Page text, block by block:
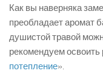
Как вы наверняка
преобладает аромат
душистой травой
рекомендуем освоить
потепление».